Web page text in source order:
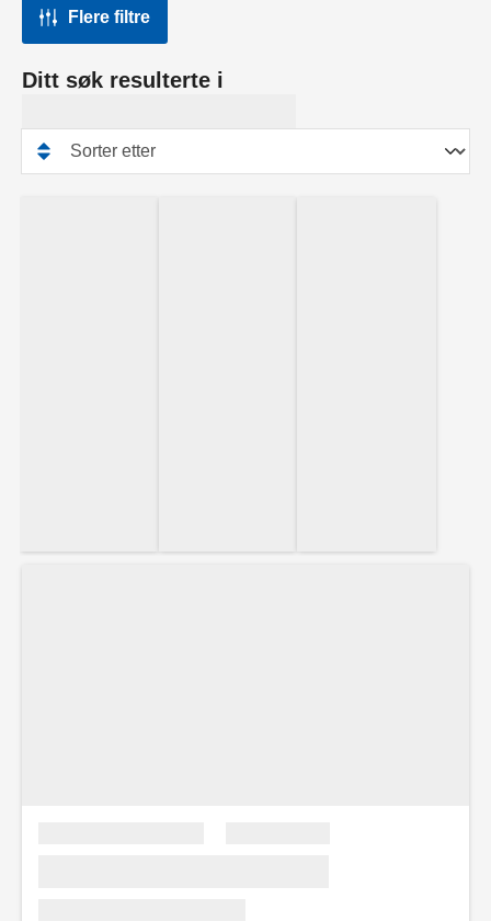
Flere filtre
Ditt søk resulterte i